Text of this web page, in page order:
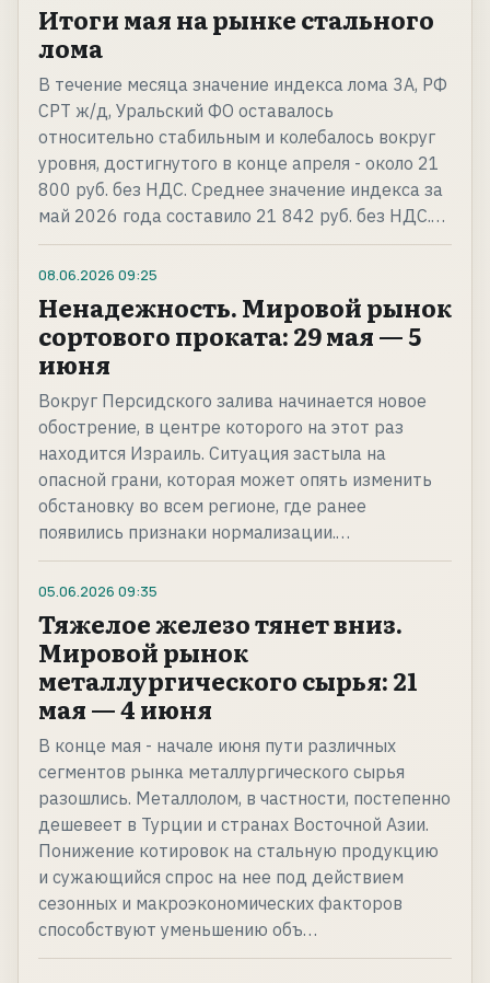
Итоги мая на рынке стального
лома
В течение месяца значение индекса лома 3А, РФ
CPT ж/д, Уральский ФО оставалось
относительно стабильным и колебалось вокруг
уровня, достигнутого в конце апреля - около 21
800 руб. без НДС. Среднее значение индекса за
май 2026 года составило 21 842 руб. без НДС.…
08.06.2026 09:25
Ненадежность. Мировой рынок
сортового проката: 29 мая — 5
июня
Вокруг Персидского залива начинается новое
обострение, в центре которого на этот раз
находится Израиль. Ситуация застыла на
опасной грани, которая может опять изменить
обстановку во всем регионе, где ранее
появились признаки нормализации.…
05.06.2026 09:35
Тяжелое железо тянет вниз.
Мировой рынок
металлургического сырья: 21
мая — 4 июня
В конце мая - начале июня пути различных
сегментов рынка металлургического сырья
разошлись. Металлолом, в частности, постепенно
дешевеет в Турции и странах Восточной Азии.
Понижение котировок на стальную продукцию
и сужающийся спрос на нее под действием
сезонных и макроэкономических факторов
способствуют уменьшению объ…